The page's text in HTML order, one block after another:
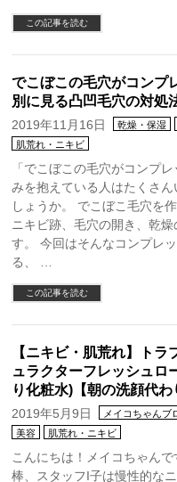
この記事を読む
でこぼこの毛穴がコン
別に見る凸凹毛穴の対処
2019年11月16日 乾燥・保湿
肌荒れ・ニキビ
「でこぼこの毛穴がコンプ
みを抱えている人はたくさ
しょうか。 でこぼこ毛穴を
ニキビ跡、毛穴の開き、乾
す。 今回はそんなコンプレ
る、 …
この記事を読む
【ニキビ・肌荒れ】トラ
ュラクターフレッシュロ
り化粧水)【朝の洗顔代わ
2019年5月9日 メイコちゃんブ
美容
肌荒れ・ニキビ
こんにちは！メイコちゃん
棒、スタッフI子は慢性的な